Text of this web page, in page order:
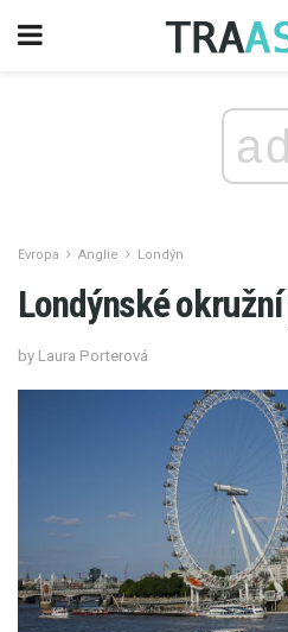
ad
Evropa Anglie Londýn
Londýnské
by Laura Porterová